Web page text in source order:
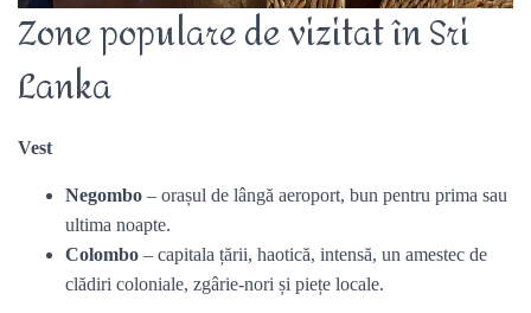
Zone populare de vizitat în Sri
Lanka
Vest
Negombo – orașul de lângă aeroport, bun pentru prima sau
ultima noapte.
Colombo – capitala țării, haotică, intensă, un amestec de
clădiri coloniale, zgârie-nori și piețe locale.